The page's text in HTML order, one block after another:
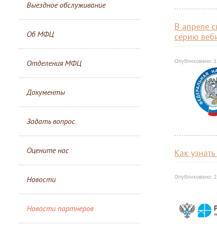
Выездное обслуживание
Об МФЦ
Отделения МФЦ
Документы
Задать вопрос
Оцените нас
Новости
Новости партнеров
В апреле
серию
Опубликовано:
Как
Опубликовано: